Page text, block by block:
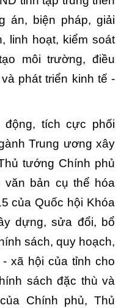
án, biện pháp, giải
linh hoạt, kiểm soát
môi trường, điều
phát triển kinh tế -
động, tích cực phối
Trung ương xây
tướng Chính phủ
văn bản cụ thể hóa
của Quốc hội Khóa
dựng, sửa đổi, bổ
sách, quy hoạch,
xã hội của tỉnh cho
sách đặc thù và
Chính phủ, Thủ